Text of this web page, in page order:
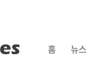
홈 뉴스